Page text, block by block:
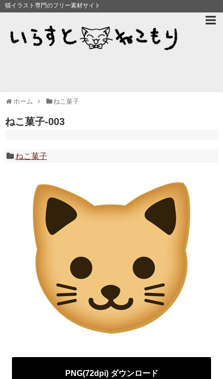
猫イラスト専門のフリー素材サイト
ホーム ねこ菓子
ねこ菓子-003
ねこ菓子
PNG(72dpi) ダウンロード